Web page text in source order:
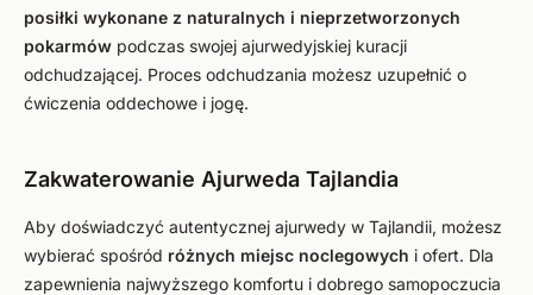
posiłki wykonane z naturalnych i nieprzetworzonych
pokarmów podczas swojej ajurwedyjskiej kuracji
odchudzającej. Proces odchudzania możesz uzupełnić o
ćwiczenia oddechowe i jogę.
Zakwaterowanie Ajurweda Tajlandia
Aby doświadczyć autentycznej ajurwedy w Tajlandii, możesz
wybierać spośród różnych miejsc noclegowych i ofert. Dla
zapewnienia najwyższego komfortu i dobrego samopoczucia